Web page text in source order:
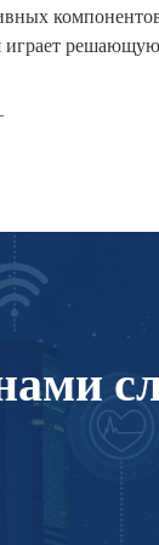
играет решающую